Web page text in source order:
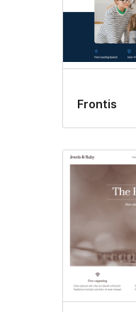
Frontis